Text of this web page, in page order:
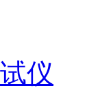
仪